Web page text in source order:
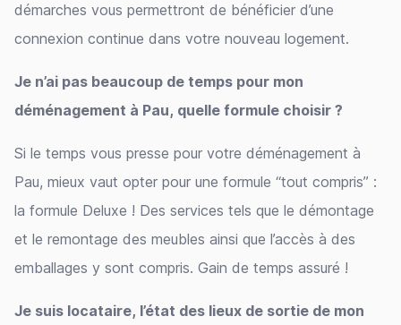
démarches vous permettront de bénéficier d’une
connexion continue dans votre nouveau logement.
Je n’ai pas beaucoup de temps pour mon
déménagement à Pau, quelle formule choisir ?
Si le temps vous presse pour votre déménagement à
Pau, mieux vaut opter pour une formule “tout compris” :
la formule Deluxe ! Des services tels que le démontage
et le remontage des meubles ainsi que l’accès à des
emballages y sont compris. Gain de temps assuré !
Je suis locataire, l’état des lieux de sortie de mon